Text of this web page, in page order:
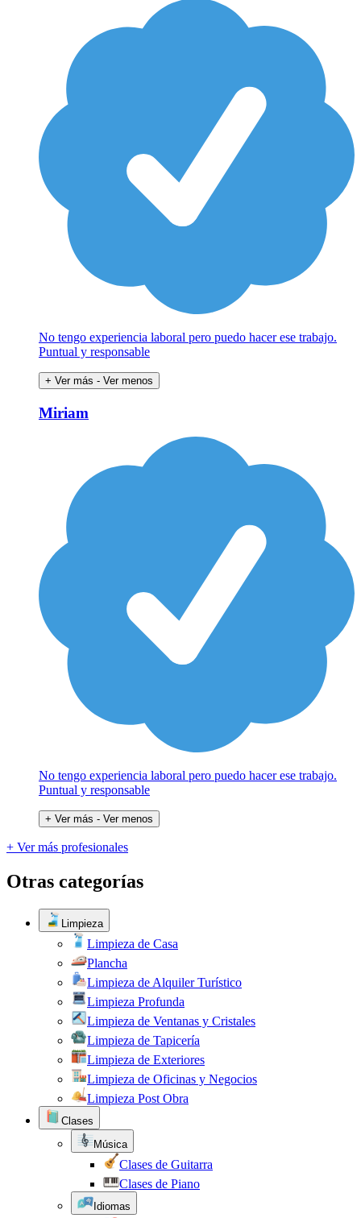
No tengo experiencia laboral pero puedo hacer ese trabajo.
Puntual y responsable
+ Ver más - Ver menos
Miriam
No tengo experiencia laboral pero puedo hacer ese trabajo.
Puntual y responsable
+ Ver más - Ver menos
+ Ver más profesionales
Otras categorías
Limpieza
Limpieza de Casa
Plancha
Limpieza de Alquiler Turístico
Limpieza Profunda
Limpieza de Ventanas y Cristales
Limpieza de Tapicería
Limpieza de Exteriores
Limpieza de Oficinas y Negocios
Limpieza Post Obra
Clases
Música
Clases de Guitarra
Clases de Piano
Idiomas